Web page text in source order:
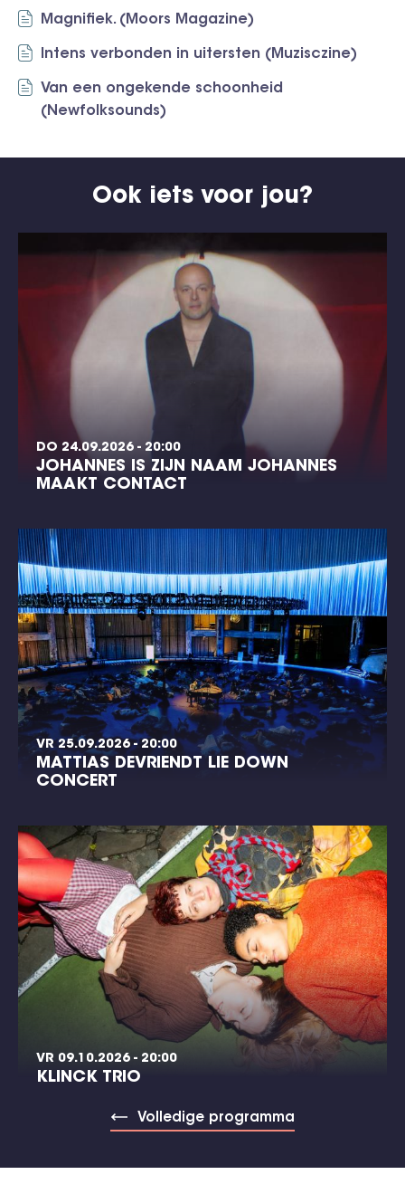
Magnifiek. (Moors Magazine)
Intens verbonden in uitersten (Muzisczine)
Van een ongekende schoonheid
(Newfolksounds)
Ook iets voor jou?
DO 24.09.2026 - 20:00
JOHANNES IS ZIJN NAAM JOHANNES
MAAKT CONTACT
VR 25.09.2026 - 20:00
MATTIAS DEVRIENDT LIE DOWN
CONCERT
VR 09.10.2026 - 20:00
KLINCK TRIO
Volledige programma